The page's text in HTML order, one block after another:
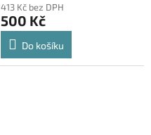
413 Kč bez DPH
500 Kč
Do košíku